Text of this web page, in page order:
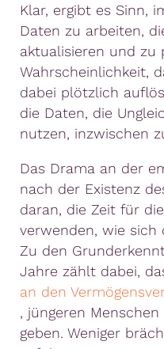
Klar, ergibt es Sinn,
Daten zu arbeiten,
aktualisieren und zu
Wahrscheinlichkeit,
dabei plötzlich
die Daten, die
nutzen, inzwischen
Das Drama an der
nach der Existenz
daran, die Zeit für
verwenden, wie sich
Zu den
Jahre zählt dabei,
an den
, jüngeren
geben. Weniger